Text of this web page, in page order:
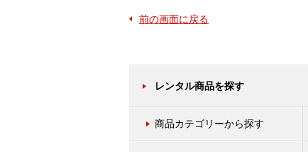
前の画面に戻る
レンタル商品を探す
商品カテゴリーから探す